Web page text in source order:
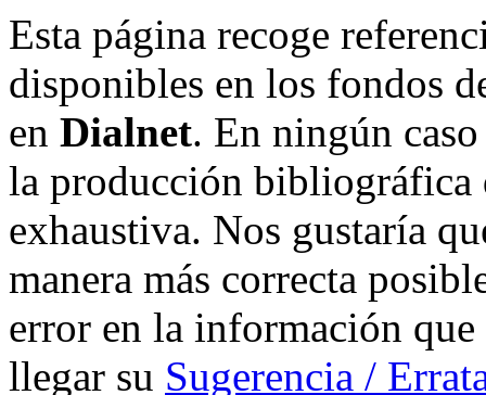
Esta página recoge
disponibles en los fondos
en Dialnet. En ningún
la producción bibliográfica
exhaustiva. Nos gustaría
manera más correcta
error en la información
llegar su Sugerencia /